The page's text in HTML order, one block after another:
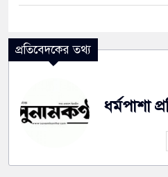
প্রতিবেদকের তথ্য
ধর্মপাশা